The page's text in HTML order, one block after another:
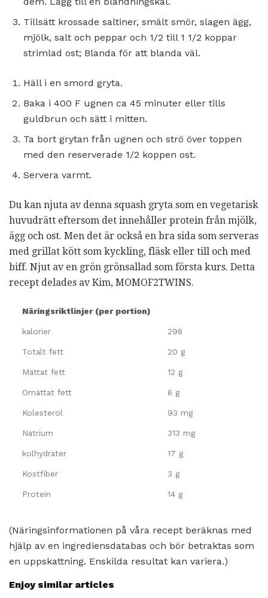
Tillsätt krossade saltiner, smält smör, slagen ägg,
mjölk, salt och peppar och 1/2 till 1 1/2 koppar
strimlad ost; Blanda för att blanda väl.
Häll i en smord gryta.
Baka i 400 F ugnen ca 45 minuter eller tills
guldbrun och sätt i mitten.
Ta bort grytan från ugnen och strö över toppen
med den reserverade 1/2 koppen ost.
Servera varmt.
Du kan njuta av denna squash gryta som en vegetarisk
huvudrätt eftersom det innehåller protein från mjölk,
ägg och ost. Men det är också en bra sida som serveras
med grillat kött som kyckling, fläsk eller till och med
biff. Njut av en grön grönsallad som första kurs. Detta
recept delades av Kim, MOMOF2TWINS.
Näringsriktlinjer (per portion)
kalorier 298
Totalt fett 20 g
Mättat fett 12 g
Omättat fett 6 g
Kolesterol 93 mg
Natrium 313 mg
kolhydrater 17 g
Kostfiber 3 g
Protein 14 g
(Näringsinformationen på våra recept beräknas med
hjälp av en ingrediensdatabas och bör betraktas som
en uppskattning. Enskilda resultat kan variera.)
Enjoy similar articles